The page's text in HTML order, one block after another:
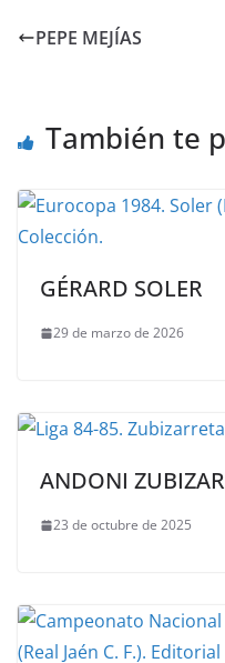
PEPE MEJÍAS
También te
GÉRARD SOLER
29 de marzo de 2026
ANDONI
23 de octubre de 2025